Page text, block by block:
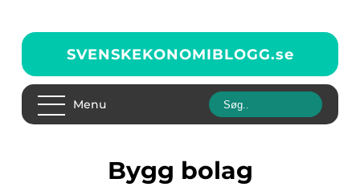
SVENSKEKONOMIBLOGG.se
Menu
bygg bolag